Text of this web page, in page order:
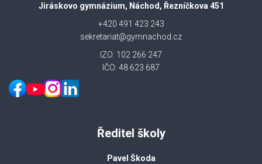
Jiráskovo gymnázium, Náchod, Řezníčkova 451
+420 491 423 243
sekretariat@gymnachod.cz
IZO: 102 266 247
IČO: 48 623 687
Ředitel školy
Pavel Škoda